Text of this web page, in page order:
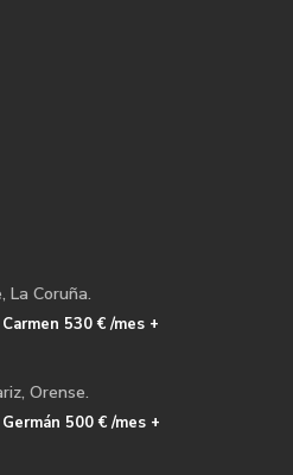
La Coruña.
530 €/mes +
Orense.
500 €/mes +